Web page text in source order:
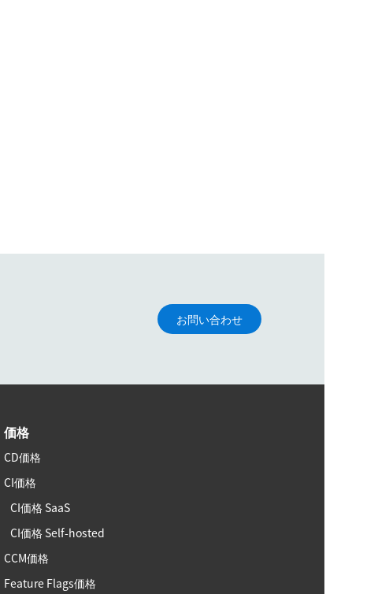
お問い合わせ
価格
CD価格
CI価格
CI価格 SaaS
CI価格 Self-hosted
CCM価格
Feature Flags価格